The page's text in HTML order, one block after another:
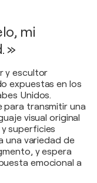
mi
»
y escultor
expuestas en los
Unidos.
para transmitir una
visual original
superficies
una variedad de
y espera
emocional a